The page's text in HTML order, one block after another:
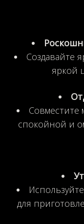
Создавайте
яркой
Совместите
спокойной и
для